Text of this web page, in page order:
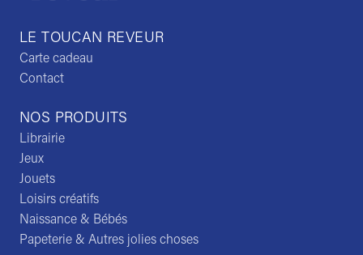
NOS PRODUITS
Librairie
Jeux
Jouets
Loisirs créatifs
Naissance & Bébés
Papeterie & Autres jolies choses
LE TOUCAN REVEUR
Carte cadeau
Contact